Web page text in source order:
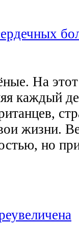
На
каждый
жизни.
но